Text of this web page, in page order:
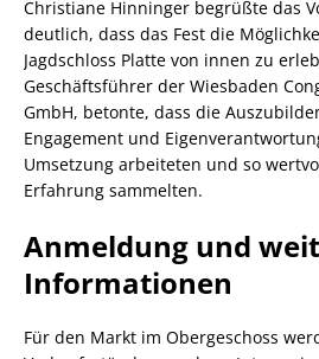
Christiane Hinninger begrüßte das
deutlich, dass das Fest die
Jagdschloss Platte von innen zu
Geschäftsführer der Wiesbaden
GmbH, betonte, dass die
Engagement und
Umsetzung arbeiteten und so
Erfahrung sammelten.
Anmeldung und
Informationen
Für den Markt im Obergeschoss